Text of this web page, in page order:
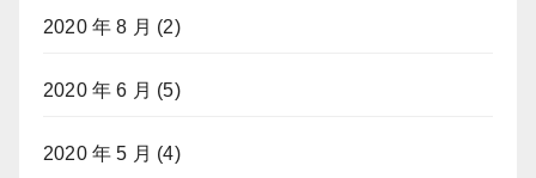
2020 年 8 月 (2)
2020 年 6 月 (5)
2020 年 5 月 (4)